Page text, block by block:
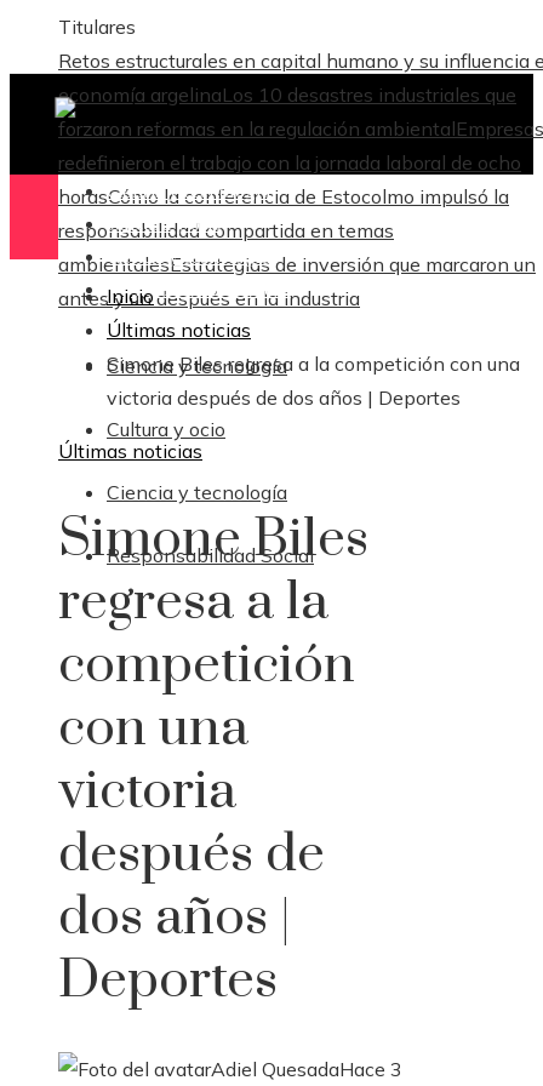
Titulares
Retos estructurales en capital humano y su influencia
economía argelinaLos 10 desastres industriales que
forzaron reformas en la regulación ambiental
redefinieron el trabajo con la jornada laboral de ocho
horasCómo la conferencia de Estocolmo impulsó la
responsabilidad compartida en temas
ambientalesEstrategias de inversión que marcaron un
antes y un después en la industria
Ciencia y tecnología
Cultura y ocio
Ciencia y tecnología
Responsabilidad Social
Ciencia y tecnología
Cultura y ocio
Ciencia y tecnología
Responsabilidad Social
Inicio
Últimas noticias
Simone Biles regresa a la competición con una
victoria después de dos años | Deportes
Últimas noticias
Simone Biles
regresa a la
competición
con una
victoria
después de
dos años |
Deportes
Adiel QuesadaHace 3